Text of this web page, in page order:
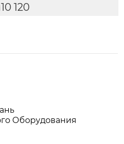
120
Оборудования